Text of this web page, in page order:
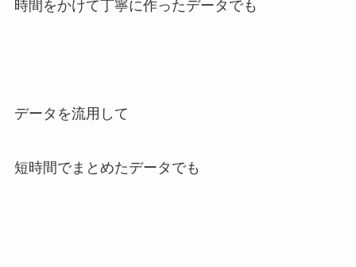
時間をかけて丁寧に作ったデータでも
データを流用して
短時間でまとめたデータでも